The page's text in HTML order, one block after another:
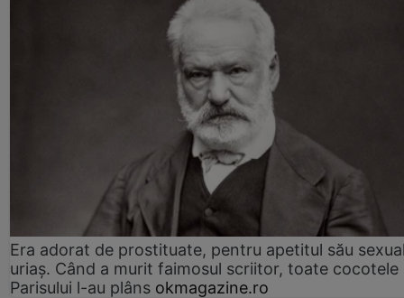
Era adorat de prostituate, pentru apetitul său
uriaș. Când a murit faimosul scriitor, toate cocotele
Parisului l-au plâns okmagazine.ro